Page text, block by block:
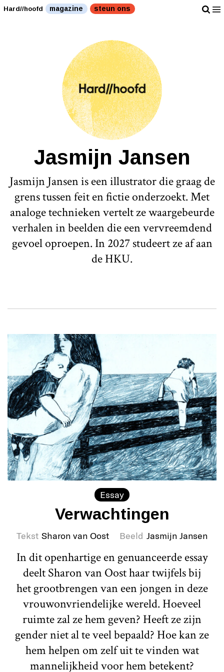
Hard//hoofd magazine steun ons
Jasmijn Jansen
Jasmijn Jansen is een illustrator die graag de
grens tussen feit en fictie onderzoekt. Met
analoge technieken vertelt ze waargebeurde
verhalen in beelden die een vervreemdend
gevoel oproepen. In 2027 studeert ze af aan
de HKU.
Essay
Verwachtingen
Tekst Sharon van Oost Beeld Jasmijn Jansen
In dit openhartige en genuanceerde essay
deelt Sharon van Oost haar twijfels bij
het grootbrengen van een jongen in deze
vrouwonvriendelijke wereld. Hoeveel
ruimte zal ze hem geven? Heeft ze zijn
gender niet al te veel bepaald? Hoe kan ze
hem helpen om zelf uit te vinden wat
mannelijkheid voor hem betekent?